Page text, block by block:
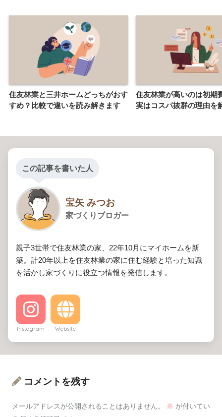
住友林業と三井ホームどっちがおす
すめ？比較で違いを読み解きます
住友林業が高いのは初期
実はコスパ抜群の理由を
この記事を書いた人
宝矢 みつお
家づくりブロガー
親子3世帯で住友林業の家、22年10月にマイホームを新
築。計20年以上を住友林業の家に住む経験と培った知識
を活かし家づくりに役立つ情報を発信します。
Instagram Website
コメントを残す
メールアドレスが公開されることはありません。 ※ が付いてい